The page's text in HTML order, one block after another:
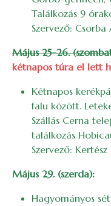
Találkozás 9
Szervező: Csorba
Május 25–26.
kétnapos túra el lett
Kétnapos
falu között.
Szállás Cerna
találkozás
Szervező:
Május 29. (szerda):
Hagyományos